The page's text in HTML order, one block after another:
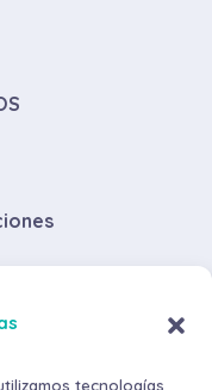
tecnologías
de compra